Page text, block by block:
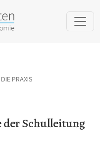
PRAXIS
der Schulleitung